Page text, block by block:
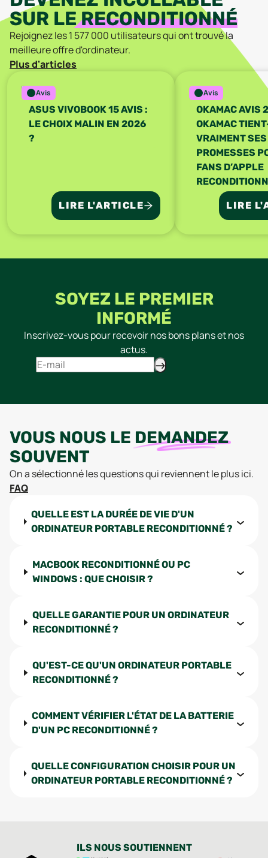
SUR LE RECONDITIONNÉ
Rejoignez les1 577 000 utilisateurs qui ont trouvé la
meilleure offred'ordinateur.
Plus d'articles
Avis
ASUS VIVOBOOK 15 AVIS :
LE CHOIX MALIN EN 2026
?
LIRE L'ARTICLE
Avis
OKAMAC AVIS
OKAMAC
VRAIMENT SES
PROMESSES
FANS D’APPLE
LIRE
SOYEZ LE PREMIER
INFORMÉ
Inscrivez-vous pour recevoir nos bons plans et nos
actus.
VOUS NOUS LE DEMANDEZ
SOUVENT
On a sélectionné les questions qui reviennent le plus ici.
FAQ
QUELLE EST LA DURÉE DE VIE D'UN
ORDINATEUR PORTABLE RECONDITIONNÉ ?
MACBOOK RECONDITIONNÉ OU PC
WINDOWS : QUE CHOISIR ?
QUELLE GARANTIE POUR UN ORDINATEUR
RECONDITIONNÉ ?
QU'EST-CE QU'UN ORDINATEUR PORTABLE
RECONDITIONNÉ ?
COMMENT VÉRIFIER L'ÉTAT DE LA BATTERIE
D'UN PC RECONDITIONNÉ ?
QUELLE CONFIGURATION CHOISIR POUR UN
ORDINATEUR PORTABLE RECONDITIONNÉ ?
ILS NOUS SOUTIENNENT